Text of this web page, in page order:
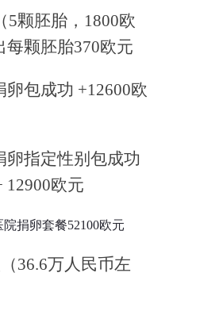
5颗胚胎，1800欧
每颗胚胎370欧元
卵包成功 +12600欧
卵指定性别包成功
12900欧元
捐卵套餐52100欧元
36.6万人民币左